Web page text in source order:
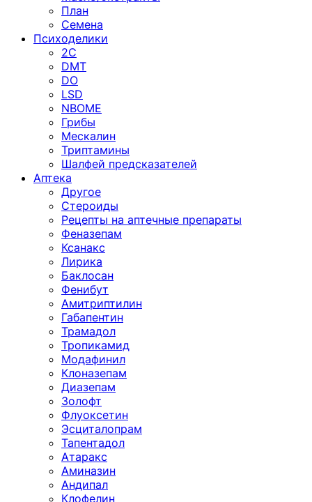
План
Семена
Психоделики
2C
DMT
DO
LSD
NBOME
Грибы
Мескалин
Триптамины
Шалфей предсказателей
Аптека
Другое
Стероиды
Рецепты на аптечные препараты
Феназепам
Ксанакс
Лирика
Баклосан
Фенибут
Амитриптилин
Габапентин
Трамадол
Тропикамид
Модафинил
Клоназепам
Диазепам
Золофт
Флуоксетин
Эсциталопрам
Тапентадол
Атаракс
Аминазин
Андипал
Клофелин